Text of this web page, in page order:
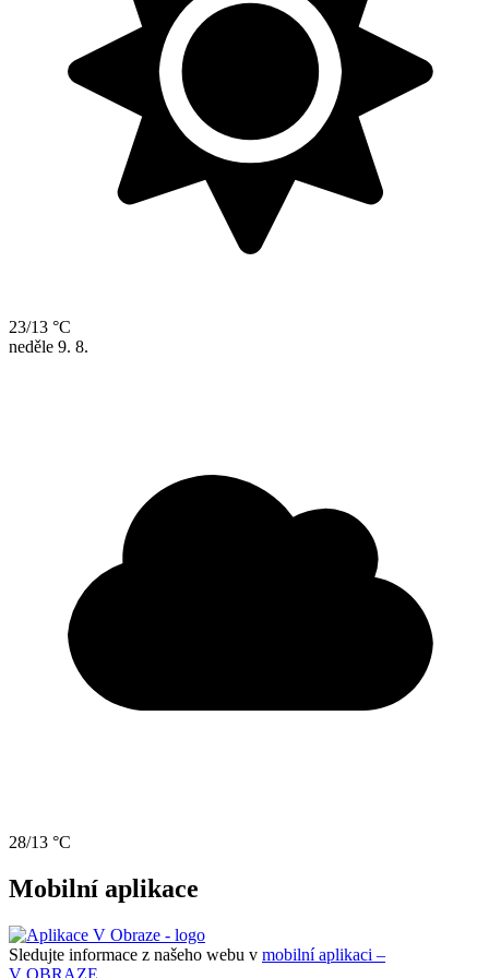
23/13 °C
neděle 9. 8.
28/13 °C
Mobilní aplikace
Sledujte informace z našeho webu v mobilní aplikaci –
V OBRAZE.